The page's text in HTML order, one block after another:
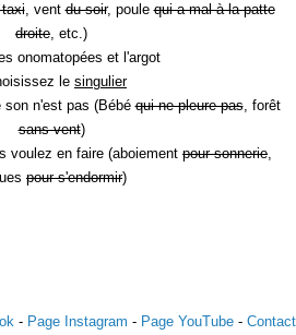
, ventdu soir, poulequi a mal à la patte
droite, etc.)
onomatopées et l'argot
le singulier
son n'est pas (Bébéqui ne pleure pas, forêt
sans vent)
voulez en faire (aboiement pour sonnerie,
pour s'endormir)
- Page Instagram - Page YouTube- Contact